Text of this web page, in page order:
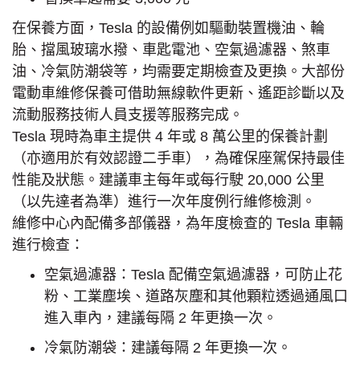
在保養方面，Tesla 的設備例如驅動裝置機油、輪
胎、擋風玻璃水撥、車匙電池、空氣過濾器、煞車
油、冷氣防潮袋等，均需要定期檢查及更換。大部份
電動車維修保養可借助無線軟件更新、遙距診斷以及
流動服務技術人員支援等服務完成。
Tesla 現時為車主提供 4 年或 8 萬公里的保養計劃
（亦適用於有效認證二手車），為確保座駕保持最佳
性能及狀態。建議車主每年或每行駛 20,000 公里
（以先達者為準）進行一次年度例行維修檢測。
維修中心內配備多部儀器，為年度檢查的 Tesla 車輛
進行檢查：
空氣過濾器：Tesla 配備空氣過濾器，可防止花
粉、工業塵埃、道路灰塵和其他顆粒透過通風口
進入車內，建議每隔 2 年更換一次。
冷氣防潮袋：建議每隔 2 年更換一次。